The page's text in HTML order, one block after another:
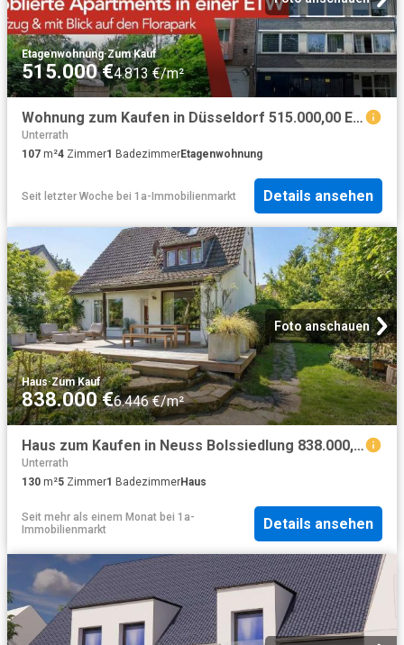
Etagenwohnung·Zum Kauf
515.000 €4.813 €/m²
Wohnung zum Kaufen in Düsseldorf 515.000,00 EUR 107 m²
Unterrath
107 m²4 Zimmer1 BadezimmerEtagenwohnung
Seit letzter Woche bei 1a-Immobilienmarkt Details ansehen
Foto anschauen
Haus·Zum Kauf
838.000 €6.446 €/m²
Haus zum Kaufen in Neuss Bolssiedlung 838.000,00 EUR 130 m²
Unterrath
130 m²5 Zimmer1 BadezimmerHaus
Seit mehr als einem Monat bei 1a-
Immobilienmarkt
Details ansehen